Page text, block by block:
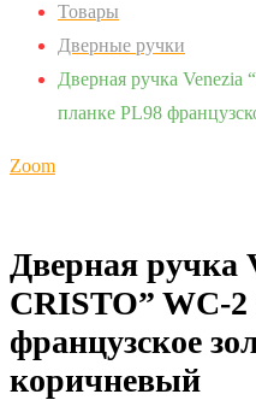
Товары
Дверные ручки
Дверная ручка
планке PL98
Zoom
Дверная ручка
CRISTO” WC-2
французское
коричневый